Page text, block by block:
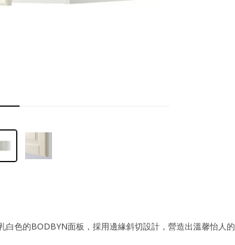
色的BODBYN面板，採用邊緣斜切設計，營造出溫馨怡人的